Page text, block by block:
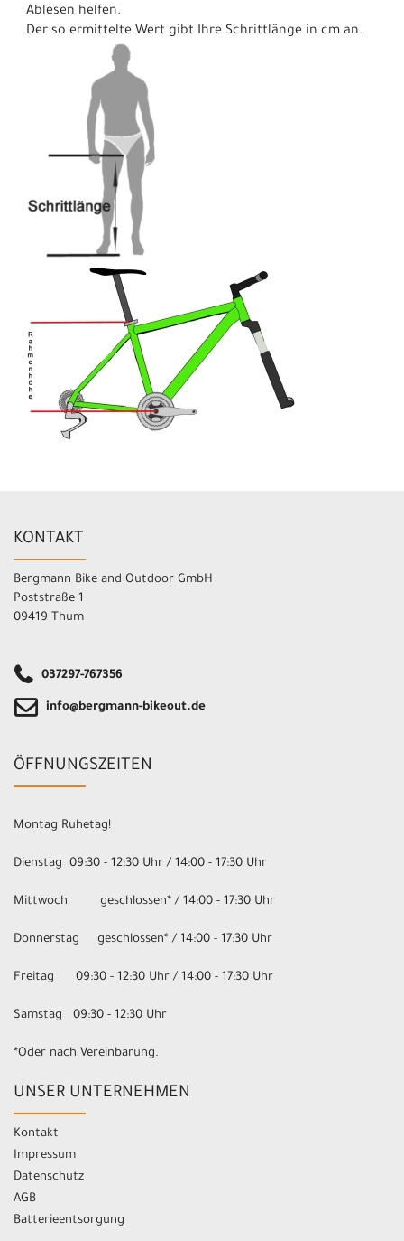
Ablesen helfen.
Der so ermittelte Wert gibt Ihre Schrittlänge in cm an.
KONTAKT
Bergmann Bike and Outdoor GmbH
Poststraße 1
09419 Thum
037297-767356
info@bergmann-bikeout.de
ÖFFNUNGSZEITEN
Montag Ruhetag!
Dienstag 09:30 - 12:30 Uhr / 14:00 - 17:30 Uhr
Mittwoch geschlossen* / 14:00 - 17:30 Uhr
Donnerstag geschlossen* / 14:00 - 17:30 Uhr
Freitag 09:30 - 12:30 Uhr / 14:00 - 17:30 Uhr
Samstag 09:30 - 12:30 Uhr
*Oder nach Vereinbarung.
UNSER UNTERNEHMEN
Kontakt
Impressum
Datenschutz
AGB
Batterieentsorgung